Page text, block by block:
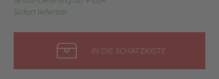
Sofort lieferbar
IN DIE SCHATZKISTELEGEN